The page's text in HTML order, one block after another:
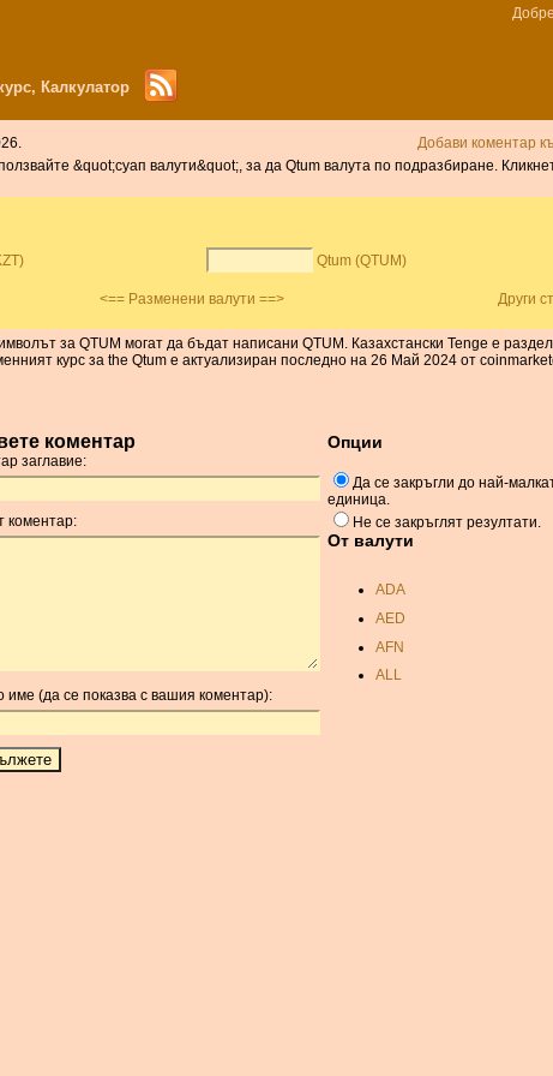
Калкулатор
Добави коментар
&quot;суап валути&quot;, за да Qtum валута по подразбиране.
Qtum (QTUM)
<== Разменени валути ==> Други
за QTUM могат да бъдат написани QTUM. Казахстански Tenge е
курс за the Qtum е актуализиран последно на 26 Май 2024 от
коментар
заглавие:
коментар:
име (да се показва с вашия коментар):
Опции
Да се ​​закръгли до най-
единица.
Не се закръглят резултати.
От валути
ADA
AED
AFN
ALL